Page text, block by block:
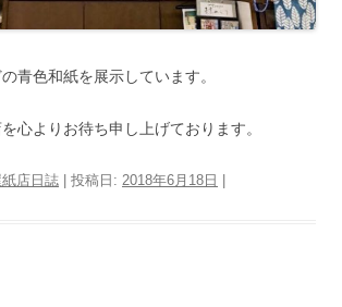
青色和紙を展示しています。
心よりお待ち申し上げております。
店日誌 | 投稿日: 2018年6月18日